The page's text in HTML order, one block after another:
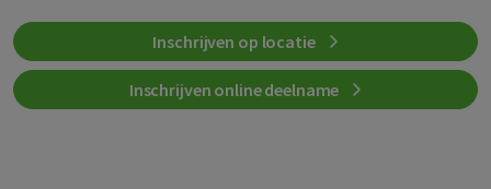
Inschrijven op locatie
Inschrijven online deelname